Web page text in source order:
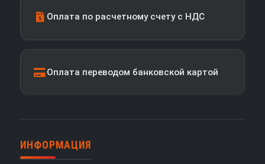
Оплата по расчетному счету с НДС
Оплата переводом банковской картой
ИНФОРМАЦИЯ